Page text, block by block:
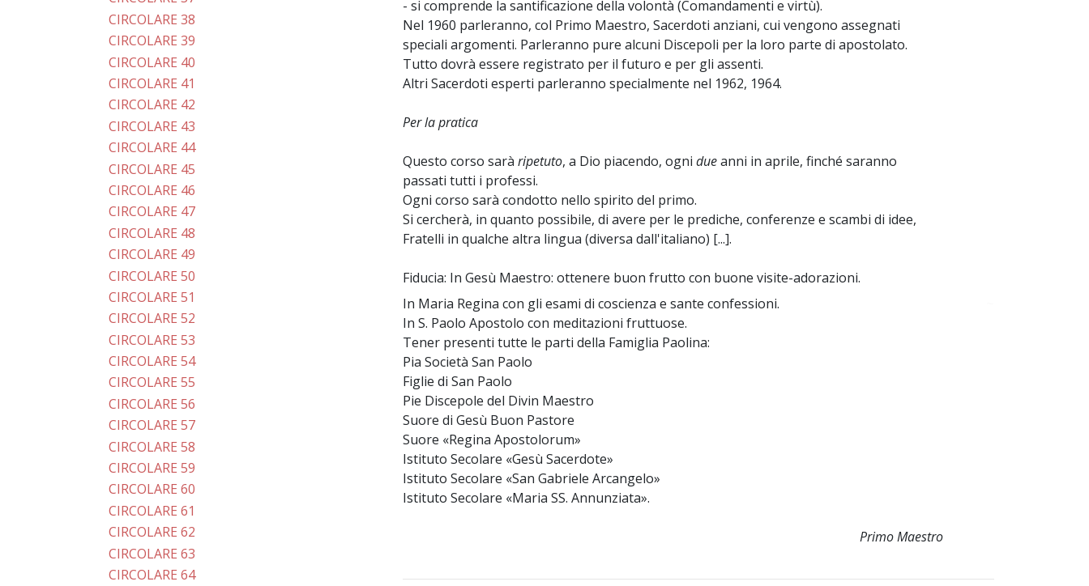
CIRCOLARE 38
CIRCOLARE 39
CIRCOLARE 40
CIRCOLARE 41
CIRCOLARE 42
CIRCOLARE 43
CIRCOLARE 44
CIRCOLARE 45
CIRCOLARE 46
CIRCOLARE 47
CIRCOLARE 48
CIRCOLARE 49
CIRCOLARE 50
CIRCOLARE 51
CIRCOLARE 52
CIRCOLARE 53
CIRCOLARE 54
CIRCOLARE 55
CIRCOLARE 56
CIRCOLARE 57
CIRCOLARE 58
CIRCOLARE 59
CIRCOLARE 60
CIRCOLARE 61
CIRCOLARE 62
CIRCOLARE 63
CIRCOLARE 64
- si comprende la santificazione della volontà (Comandamenti e virtù).
Nel 1960 parleranno, col Primo Maestro, Sacerdoti anziani, cui vengono assegnati
speciali argomenti. Parleranno pure alcuni Discepoli per la loro parte di apostolato.
Tutto dovrà essere registrato per il futuro e per gli assenti.
Altri Sacerdoti esperti parleranno specialmente nel 1962, 1964.
Per la pratica
Questo corso sarà ripetuto, a Dio piacendo, ogni dueanni in aprile, finché saranno
passati tutti i professi.
Ogni corso sarà condotto nello spirito del primo.
Si cercherà, in quanto possibile, di avere per le prediche, conferenze e scambi di idee,
Fratelli in qualche altra lingua (diversa dall'italiano) [...].
Fiducia: In Gesù Maestro: ottenere buon frutto con buone visite-adorazioni.
In Maria Regina con gli esami di coscienza e sante confessioni.
In S. Paolo Apostolo con meditazioni fruttuose.
Tener presenti tutte le parti della Famiglia Paolina:
Pia Società San Paolo
Figlie di San Paolo
Pie Discepole del Divin Maestro
Suore di Gesù Buon Pastore
Suore «Regina Apostolorum»
Istituto Secolare «Gesù Sacerdote»
Istituto Secolare «San Gabriele Arcangelo»
Istituto Secolare «Maria SS. Annunziata».
Primo Maestro